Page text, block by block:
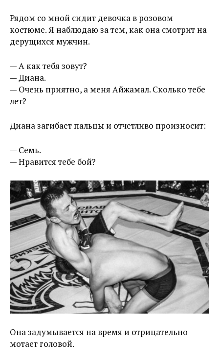
Рядом со мной сидит девочка в розовом
костюме. Я наблюдаю за тем, как она смотрит на
дерущихся мужчин.
— А как тебя зовут?
— Диана.
— Очень приятно, а меня Айжамал. Сколько тебе
лет?
Диана загибает пальцы и отчетливо произносит:
— Семь.
— Нравится тебе бой?
Она задумывается на время и отрицательно
мотает головой.